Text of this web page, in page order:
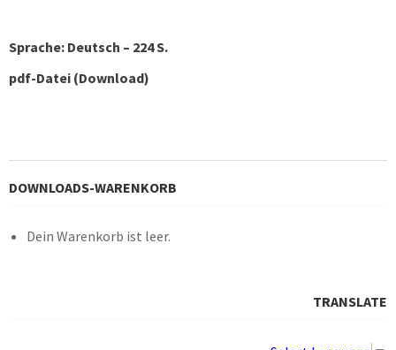
Sprache: Deutsch – 224 S.
pdf-Datei (Download)
DOWNLOADS-WARENKORB
Dein Warenkorb ist leer.
TRANSLATE